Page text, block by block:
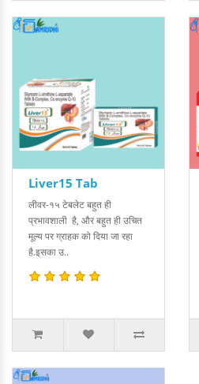
Liver15 Tab
लीवर-१५ टेबलेट बहुत ही
प्रभावशाली है, और बहुत ही उचित
मूल्य पर ग्राहक को दिया जा रहा
है.इसका उ..